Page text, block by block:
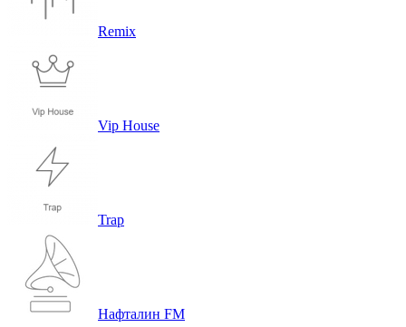
Remix
Vip House
Trap
Нафталин FM